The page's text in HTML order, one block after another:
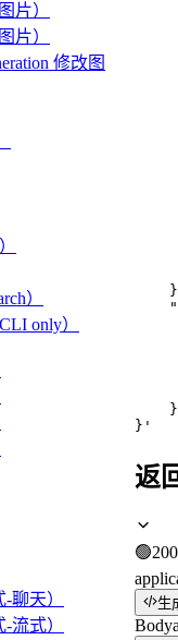
片）
片）
修改图
）
only）
聊天）
流式）
    }
}'
返
🟢200
生
Body